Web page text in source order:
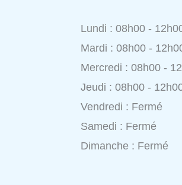
Lundi : 08h00 -
Mardi : 08h00 -
Mercredi : 08h00 -
Jeudi : 08h00 -
Vendredi : Fermé
Samedi : Fermé
Dimanche : Fermé